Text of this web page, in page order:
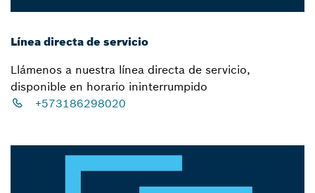
Línea directa de servicio
Llámenos a nuestra línea directa de servicio,
disponible en horario ininterrumpido
+573186298020